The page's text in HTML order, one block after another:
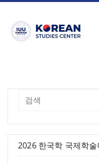
Skip
content
검색
2026 한국학 국제학